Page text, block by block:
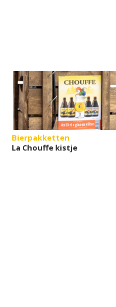
Bierpakketten
La Chouffe kistje